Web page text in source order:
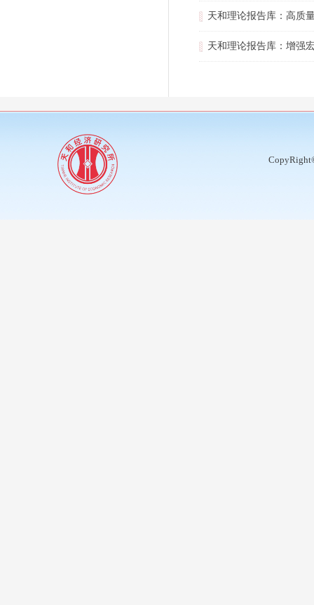
天和理论报告库：高质
天和理论报告库：增强